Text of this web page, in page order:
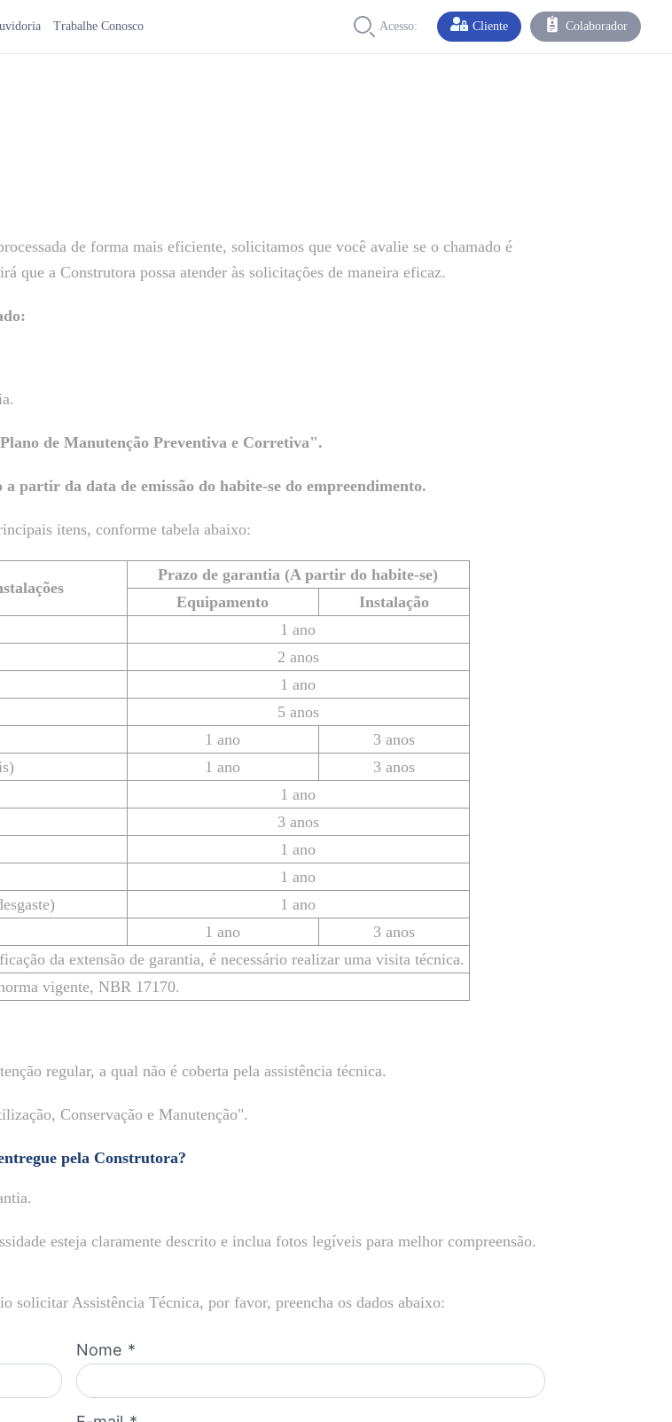
Trabalhe Conosco Acesso: Cliente Colaborador
de forma mais eficiente, solicitamos que você avalie se o chamado é
que a Construtora possa atender às solicitações de maneira eficaz.
de Manutenção Preventiva e Corretiva".
da data de emissão do habite-se do empreendimento.
itens, conforme tabela abaixo:
Prazo de garantia (A partir do habite-se)
Equipamento
Instalação
1 ano
2 anos
1 ano
5 anos
1 ano
3 anos
1 ano
3 anos
1 ano
3 anos
1 ano
1 ano
1 ano
1 ano 3 anos
da extensão de garantia, é necessário realizar uma visita técnica.
vigente, NBR 17170.
regular, a qual não é coberta pela assistência técnica.
Conservação e Manutenção".
pela Construtora?
esteja claramente descrito e inclua fotos legíveis para melhor compreensão.
solicitar Assistência Técnica, por favor, preencha os dados abaixo: